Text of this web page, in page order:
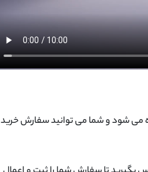
می شود و شما می توانید سفارش خرید